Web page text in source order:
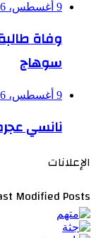
9 أغسطس، 2026
وفاة
سوهاج
9 أغسطس، 2026
نانسي
الإعلانات
Modified Posts